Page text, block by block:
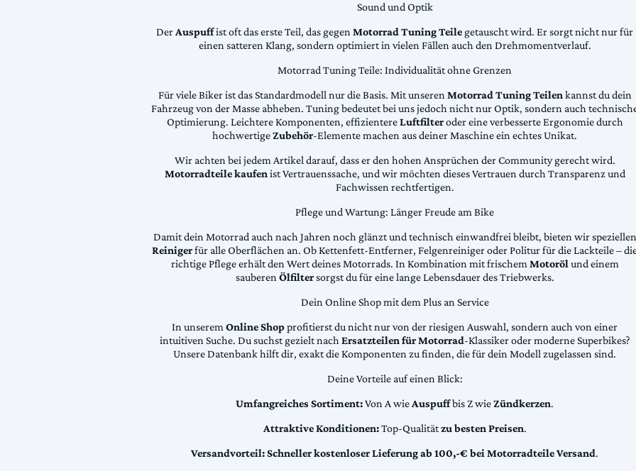
Sound und Optik
DerAuspuffist oft das erste Teil, das gegenMotorrad Tuning Teile getauscht wird. Er sorgt nicht nur für
einen satteren Klang, sondern optimiert in vielen Fällen auch den Drehmomentverlauf.
Motorrad Tuning Teile: Individualität ohne Grenzen
Für viele Biker ist das Standardmodell nur die Basis. Mit unserenMotorrad Tuning Teilenkannst du dein
Fahrzeug von der Masse abheben. Tuning bedeutet bei uns jedoch nicht nur Optik, sondern auch
Optimierung. Leichtere Komponenten, effizientereLuftfilteroder eine verbesserte Ergonomie durch
hochwertigeZubehör-Elemente machen aus deiner Maschine ein echtes Unikat.
Wir achten bei jedem Artikel darauf, dass er den hohen Ansprüchen der Community gerecht wird.
Motorradteile kaufenist Vertrauenssache, und wir möchten dieses Vertrauen durch Transparenz und
Fachwissen rechtfertigen.
Pflege und Wartung: Länger Freude am Bike
Damit dein Motorrad auch nach Jahren noch glänzt und technisch einwandfrei bleibt, bieten wir speziellen
Reinigerfür alle Oberflächen an. Ob Kettenfett-Entferner, Felgenreiniger oder Politur für die Lackteile –
richtige Pflege erhält den Wert deines Motorrads. In Kombination mit frischemMotorölund einem
sauberenÖlfiltersorgst du für eine lange Lebensdauer des Triebwerks.
Dein Online Shop mit dem Plus an Service
In unseremOnline Shopprofitierst du nicht nur von der riesigen Auswahl, sondern auch von einer
intuitiven Suche. Du suchst gezielt nachErsatzteilen für Motorrad-Klassiker oder moderne Superbikes?
Unsere Datenbank hilft dir, exakt die Komponenten zu finden, die für dein Modell zugelassen sind.
Deine Vorteile auf einen Blick:
Umfangreiches Sortiment:Von A wieAuspuffbis Z wieZündkerzen.
Attraktive Konditionen:Top-Qualitätzu besten Preisen.
Versandvorteil:Schneller kostenloser Lieferung ab 100,-€ bei Motorradteile Versand.